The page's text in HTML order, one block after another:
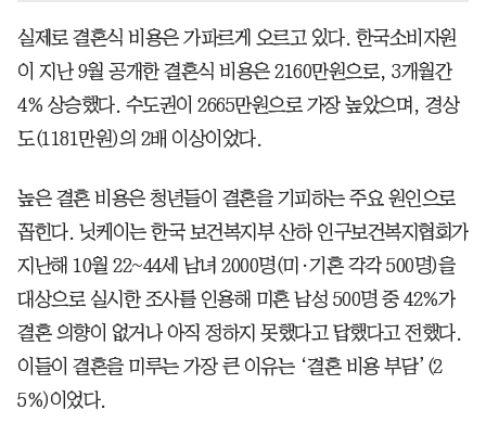
실제로 결혼식 비용은 가파르게 오르고 있다. 한국소비자원
이 지난 9월 공개한 결혼식 비용은 2160만원으로, 3개월간
4% 상승했다. 수도권이 2665만원으로 가장 높았으며, 경상
도(1181만원)의 2배 이상이었다.
높은 결혼 비용은 청년들이 결혼을 기피하는 주요 원인으로
꼽힌다. 닛케이는 한국 보건복지부 산하 인구보건복지협회가
지난해 10월 22~44세 남녀 2000명(미·기혼 각각 500명)을
대상으로 실시한 조사를 인용해 미혼 남성 500명 중 42%가
결혼 의향이 없거나 아직 정하지 못했다고 답했다고 전했다.
이들이 결혼을 미루는 가장 큰 이유는 ‘결혼 비용 부담’(2
5%)이었다.